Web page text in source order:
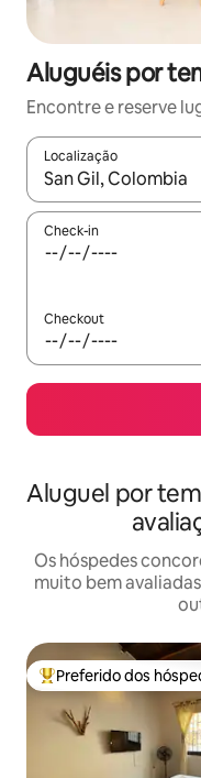
Aluguéis por
Encontre e reserve
Localização
Quando os
Check-in
Checkout
Aluguel por
Os hóspedes
muito bem
Entre os melhores
Preferido dos